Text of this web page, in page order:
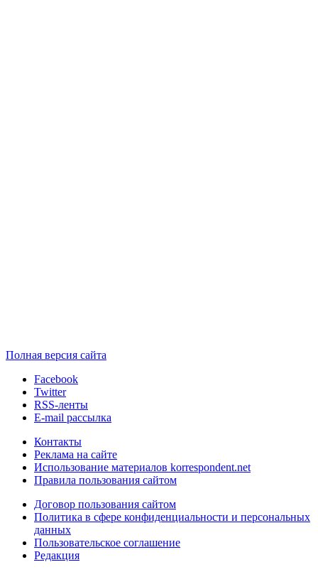
Полная версия сайта
Facebook
Twitter
RSS-ленты
E-mail рассылка
Контакты
Реклама на сайте
Использование материалов korrespondent.net
Правила пользования сайтом
Договор пользования сайтом
Политика в сфере конфиденциальности и персональных
данных
Пользовательское соглашение
Редакция